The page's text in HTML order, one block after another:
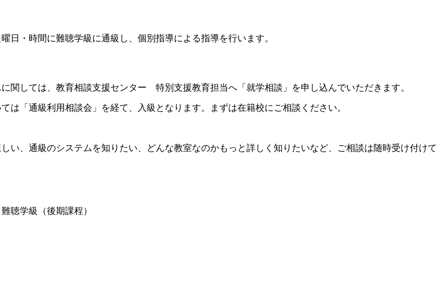
日・時間に難聴学級に通級し、個別指導による指導を行います。
関しては、教育相談支援センター 特別支援教育担当へ「就学相談」を申し込んでいただきます。
は「通級利用相談会」を経て、入級となります。まずは在籍校にご相談ください。
い、通級のシステムを知りたい、どんな教室なのかもっと詳しく知りたいなど、ご相談は随時受け付けて
聴学級（後期課程）